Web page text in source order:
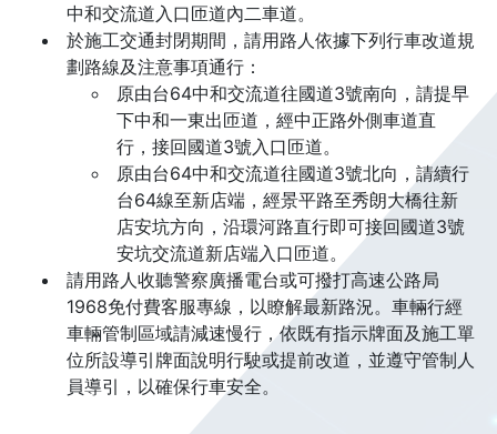
中和交流道入口匝道內二車道。
於施工交通封閉期間，請用路人依據下列行車改道規
劃路線及注意事項通行：
原由台64中和交流道往國道3號南向，請提早
下中和一東出匝道，經中正路外側車道直
行，接回國道3號入口匝道。
原由台64中和交流道往國道3號北向，請續行
台64線至新店端，經景平路至秀朗大橋往新
店安坑方向，沿環河路直行即可接回國道3號
安坑交流道新店端入口匝道。
請用路人收聽警察廣播電台或可撥打高速公路局
1968免付費客服專線，以瞭解最新路況。車輛行經
車輛管制區域請減速慢行，依既有指示牌面及施工單
位所設導引牌面說明行駛或提前改道，並遵守管制人
員導引，以確保行車安全。